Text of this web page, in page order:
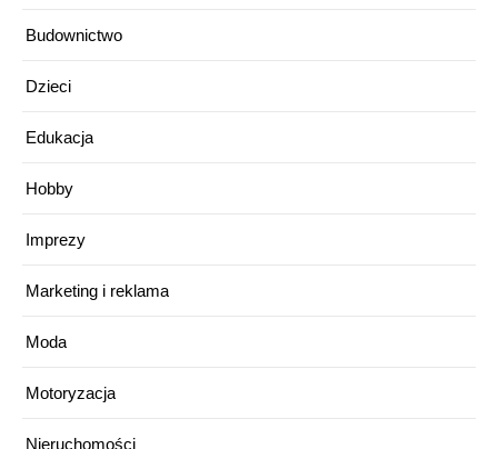
Budownictwo
Dzieci
Edukacja
Hobby
Imprezy
Marketing i reklama
Moda
Motoryzacja
Nieruchomości